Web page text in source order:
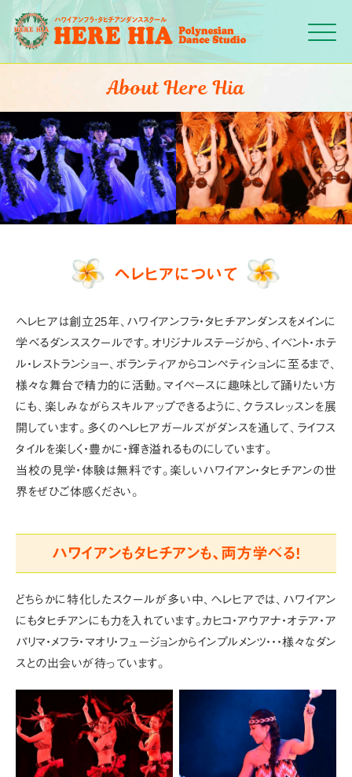
Click
About Here Hia
ヘレヒアについて
ヘレヒアは創立25年、ハワイアンフラ・タヒチアンダンスをメインに
学べるダンススクールです。オリジナルステージから、イベント・ホテ
ル・レストランショー、ボランティアからコンペティションに至るまで、
様々な舞台で精力的に活動。マイペースに趣味として踊りたい方
にも、楽しみながらスキルアップできるように、クラスレッスンを展
開しています。多くのヘレヒアガールズがダンスを通して、ライフス
タイルを楽しく・豊かに・輝き溢れるものにしています。
当校の見学・体験は無料です。楽しいハワイアン・タヒチアンの世
界をぜひご体感ください。
ハワイアンもタヒチアンも、両方学べる!
どちらかに特化したスクールが多い中、ヘレヒアでは、ハワイアン
にもタヒチアンにも力を入れています。カヒコ・アウアナ・オテア・ア
パリマ・メフラ・マオリ・フュージョンからインプルメンツ・・・様々なダン
スとの出会いが待っています。